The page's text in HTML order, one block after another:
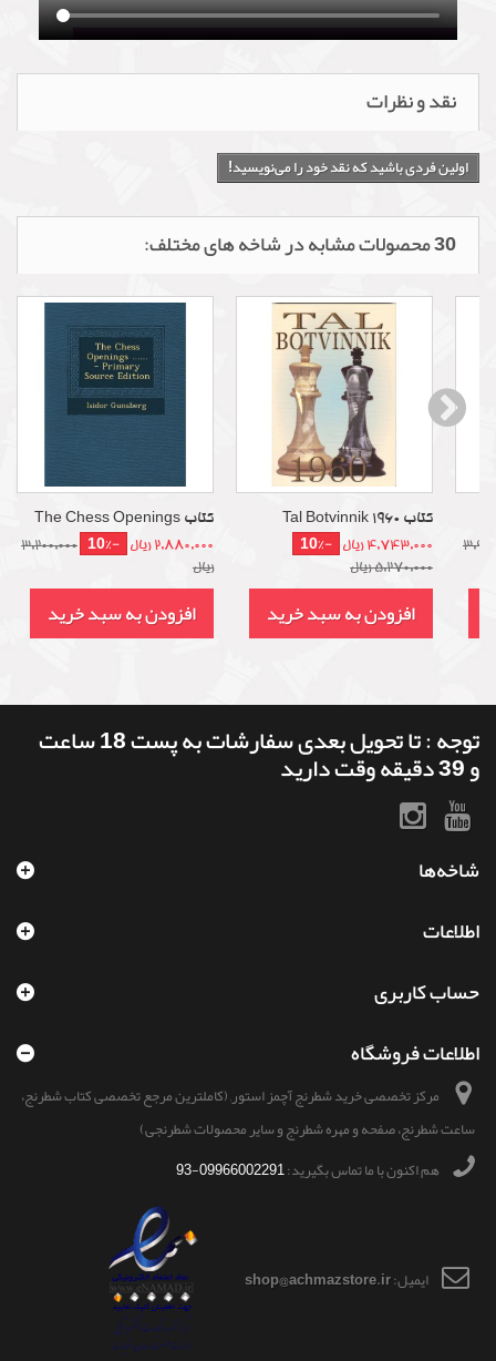
نقد و نظرات
اولین فردی باشید که نقد خود را می‌نویسید!
30 محصولات مشابه در شاخه های مختلف:
کتاب The Chess Openings
2,880,000 ریال -10%
3,200,000
ریال
افزودن به سبد خرید
کتاب Tal Botvinnik 1960
4,743,000 ریال -10%
5,270,000 ریال
افزودن به سبد خرید
توجه : تا تحویل بعدی سفارشات به پست 18 ساعت
و 39 دقیقه وقت دارید
شاخه‌ها
اطلاعات
حساب کاربری
اطلاعات فروشگاه
مرکز تخصصی خرید شطرنج آچمز استور, (کاملترین مرجع تخصصی کتاب شطرنج،
ساعت شطرنج، صفحه و مهره شطرنج و سایر محصولات شطرنجی)
هم اکنون با ما تماس بگیرید:09966002291-93
ایمیل:shop@achmazstore.ir